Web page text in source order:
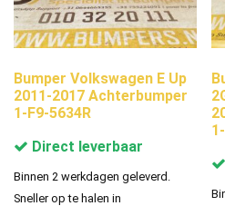
Bumper Volkswagen E Up
2011-2017 Achterbumper
1-F9-5634R
Direct leverbaar
Binnen 2 werkdagen geleverd.
Sneller op te halen in